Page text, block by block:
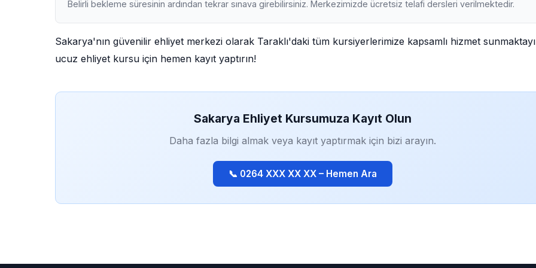
Belirli bekleme süresinin ardından tekrar sınava girebilirsiniz. Merkezimizde ücretsiz telafi dersleri verilmektedir.
Sakarya'nın güvenilir ehliyet merkezi olarak Taraklı'daki tüm kursiyerlerimize kapsamlı hizmet
ucuz ehliyet kursu için hemen kayıt yaptırın!
Sakarya Ehliyet Kursumuza Kayıt Olun
Daha fazla bilgi almak veya kayıt yaptırmak için bizi arayın.
📞 0264 XXX XX XX – Hemen Ara